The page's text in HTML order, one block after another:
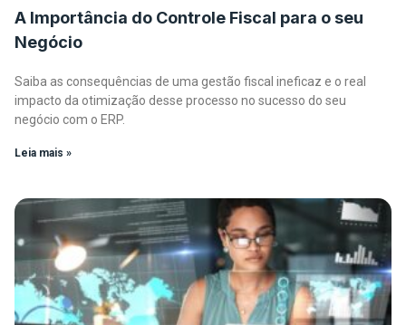
A Importância do Controle Fiscal para o seu
Negócio
Saiba as consequências de uma gestão fiscal ineficaz e o real
impacto da otimização desse processo no sucesso do seu
negócio com o ERP.
Leia mais »